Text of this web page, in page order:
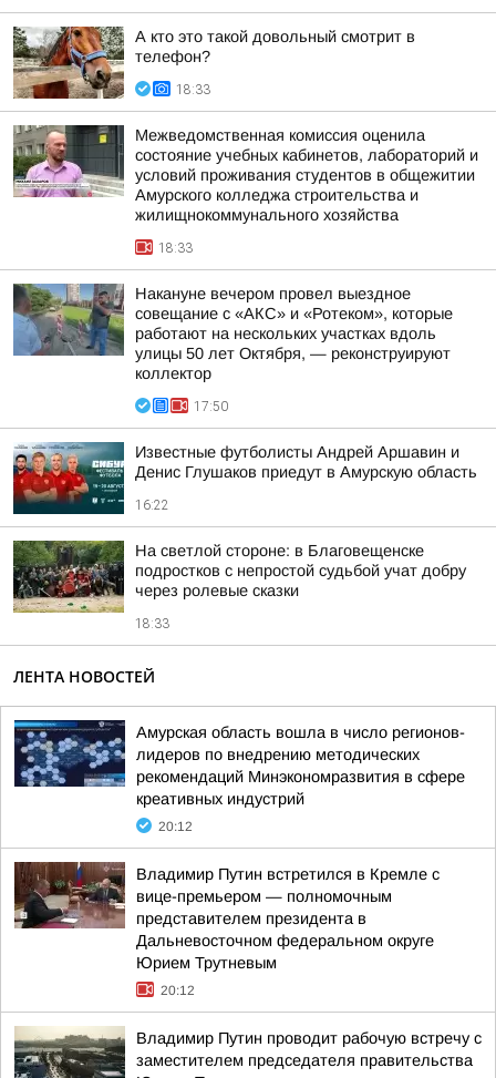
А кто это такой довольный смотрит в
телефон?
18:33
Межведомственная комиссия оценила
состояние учебных кабинетов, лабораторий и
условий проживания студентов в общежитии
Амурского колледжа строительства и
жилищнокоммунального хозяйства
18:33
Накануне вечером провел выездное
совещание с «АКС» и «Ротеком», которые
работают на нескольких участках вдоль
улицы 50 лет Октября, — реконструируют
коллектор
17:50
Известные футболисты Андрей Аршавин и
Денис Глушаков приедут в Амурскую область
16:22
На светлой стороне: в Благовещенске
подростков с непростой судьбой учат добру
через ролевые сказки
18:33
ЛЕНТА НОВОСТЕЙ
Амурская область вошла в число регионов-
лидеров по внедрению методических
рекомендаций Минэкономразвития в сфере
креативных индустрий
20:12
Владимир Путин встретился в Кремле с
вице-премьером — полномочным
представителем президента в
Дальневосточном федеральном округе
Юрием Трутневым
20:12
Владимир Путин проводит рабочую встречу с
заместителем председателя правительства